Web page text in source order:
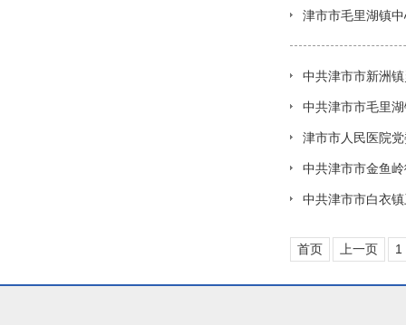
津市市毛里湖镇
中共津市市新洲
中共津市市毛里
津市市人民医院
中共津市市金鱼
中共津市市白衣
首页 上一页 1